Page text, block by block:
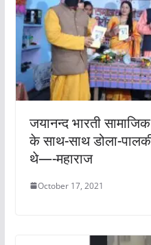
जयानन्द भारती
के साथ-साथ डोला-
थे—-महाराज
October 17, 2021